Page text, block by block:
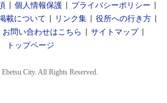
個人情報保護
プライバシーポリシー
載について リンク集
役所への行き方
お問い合わせはこちら
サイトマップ
トップページ
City. All Rights Reserved.